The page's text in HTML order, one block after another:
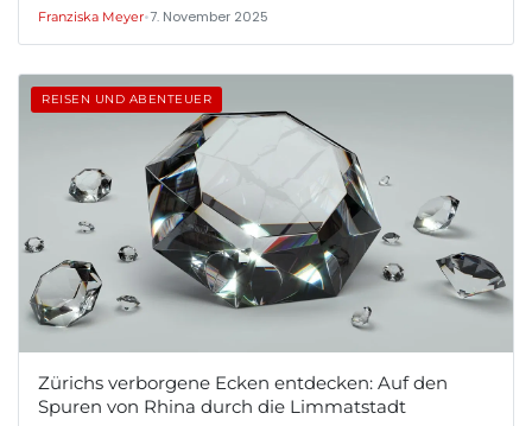
Franziska Meyer•7. November 2025
REISEN UND ABENTEUER
Zürichs verborgene Ecken entdecken: Auf den
Spuren von Rhina durch die Limmatstadt